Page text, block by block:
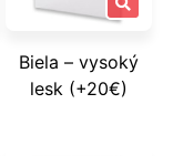
Biela – vysoký
lesk (+20€)